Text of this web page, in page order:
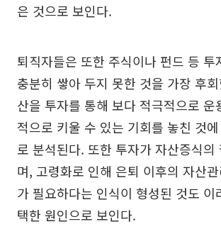
은 것으로 보인다.
퇴직자들은 또한 주식이나 펀드 등 투
충분히 쌓아 두지 못한 것을 가장 후
산을 투자를 통해 보다 적극적으로 운
적으로 키울 수 있는 기회를 놓친 것
로 분석된다. 또한 투자가 자산증식의
며, 고령화로 인해 은퇴 이후의 자산
가 필요하다는 인식이 형성된 것도 이
택한 원인으로 보인다.